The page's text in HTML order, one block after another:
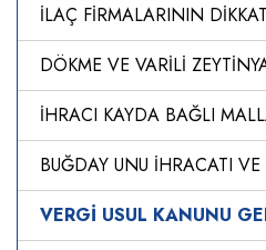
İLAÇ FİRMALARININ
DÖKME VE VARİLİ
İHRACI KAYDA BAĞLI
BUĞDAY UNU İHRACATI